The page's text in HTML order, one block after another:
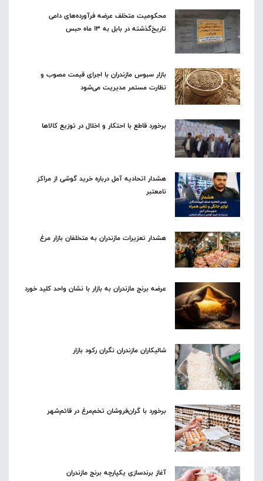
محکومیت متخلف عرضه فرآورده‌های دامی
تاریخ‌گذشته در بابل به ۱۳ ماه حبس
بازار سبوس مازندران با اجرای قیمت مصوب و
نظارت مستمر مدیریت می‌شود
برخورد قاطع با احتکار و اخلال در توزیع کالاها
هشدار اتحادیه آمل درباره خرید گوشی از مراکز
نامعتبر
هشدار تعزیرات مازندران به متخلفان بازار مرغ
عرضه برنج مازندران به بازار با نشان واحد کلید خورد
شالیکاران مازندران نگران رکود بازار
برخورد با گران‌فروشان تخم‌مرغ در قائم‌شهر
آغاز برندسازی یکپارچه برنج مازندران